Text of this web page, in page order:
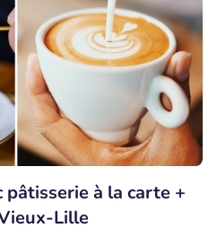
à la carte +
Lille